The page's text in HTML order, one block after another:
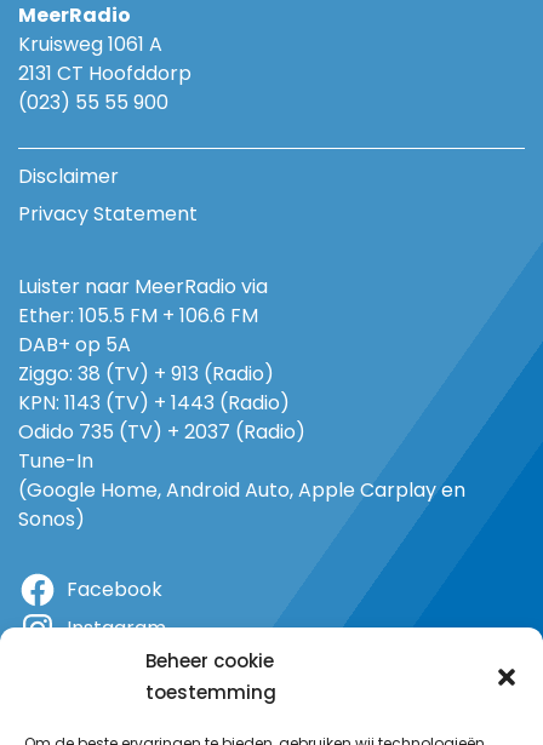
Beheer cookie
toestemming
MeerRadio
Kruisweg 1061 A
2131 CT Hoofddorp
(023) 55 55 900
Disclaimer
Privacy Statement
Luister naar MeerRadio via
Ether: 105.5 FM + 106.6 FM
DAB+ op 5A
Ziggo: 38 (TV) + 913 (Radio)
KPN: 1143 (TV) + 1443 (Radio)
Odido 735 (TV) + 2037 (Radio)
Tune-In
(Google Home, Android Auto, Apple Carplay en
Sonos)
Facebook
Instagram
YouTube